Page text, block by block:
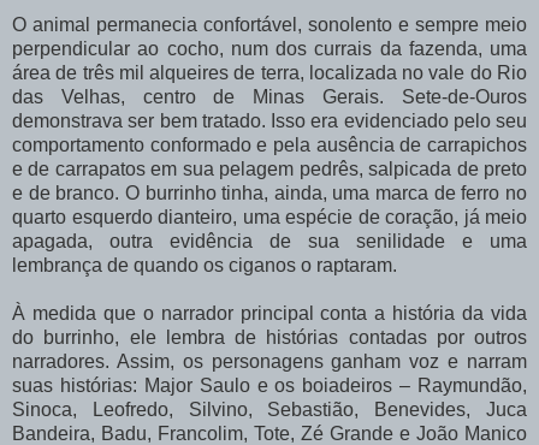
O animal permanecia confortável, sonolento e sempre meio
perpendicular ao cocho, num dos currais da fazenda, uma
área de três mil alqueires de terra, localizada no vale do Rio
das Velhas, centro de Minas Gerais. Sete-de-Ouros
demonstrava ser bem tratado. Isso era evidenciado pelo seu
comportamento conformado e pela ausência de carrapichos
e de carrapatos em sua pelagem pedrês, salpicada de preto
e de branco. O burrinho tinha, ainda, uma marca de ferro no
quarto esquerdo dianteiro, uma espécie de coração, já meio
apagada, outra evidência de sua senilidade e uma
lembrança de quando os ciganos o raptaram.
À medida que o narrador principal conta a história da vida
do burrinho, ele lembra de histórias contadas por outros
narradores. Assim, os personagens ganham voz e narram
suas histórias: Major Saulo e os boiadeiros – Raymundão,
Sinoca,
Leofredo,
Silvino, Sebastião, Benevides, Juca
Bandeira, Badu, Francolim, Tote, Zé Grande e João Manico